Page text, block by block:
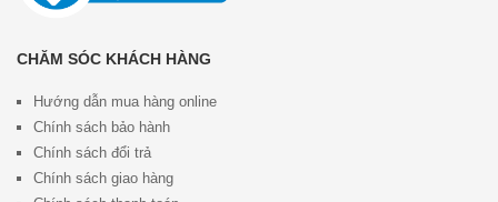
CHĂM SÓC KHÁCH HÀNG
Hướng dẫn mua hàng online
Chính sách bảo hành
Chính sách đổi trả
Chính sách giao hàng